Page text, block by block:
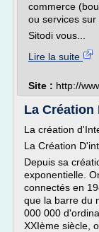
commerce
ou services
Sitodi vous...
Lire la suite
Site : http://
La Création
La création
La Création
Depuis sa
exponentielle.
connectés en
que la barre du
000 000
XXIème siècle,